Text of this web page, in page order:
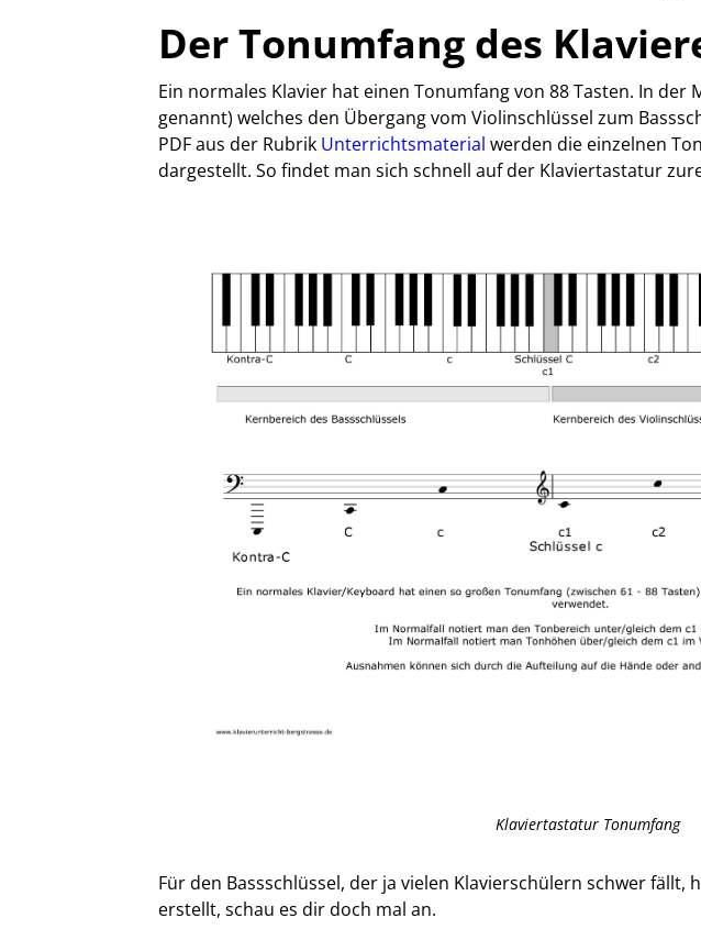
Der Tonumfang des
Ein normales Klavier hat einen Tonumfang von 88 Tasten. In der
genannt) welches den Übergang vom Violinschlüssel zum
PDF aus der Rubrik Unterrichtsmaterial werden die einzelnen
dargestellt. So findet man sich schnell auf der Klaviertastatur
Klaviertastatur Tonumfang
Für den Bassschlüssel, der ja vielen Klavierschülern schwer fällt,
erstellt, schau es dir doch mal an.